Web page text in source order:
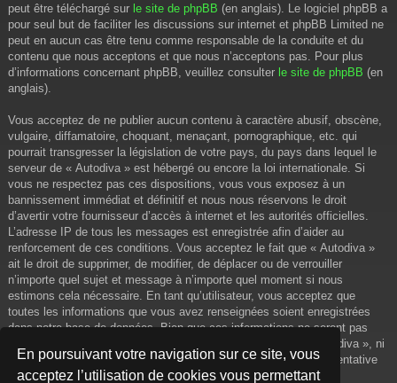
En poursuivant votre navigation sur ce site, vous
acceptez l’utilisation de cookies vous permettant
peut être téléchargé sur le site de phpBB (en anglais). Le logiciel phpBB a
pour seul but de faciliter les discussions sur internet et phpBB Limited ne
peut en aucun cas être tenu comme responsable de la conduite et du
contenu que nous acceptons et que nous n’acceptons pas. Pour plus
d’informations concernant phpBB, veuillez consulter le site de phpBB (en
anglais).
Vous acceptez de ne publier aucun contenu à caractère abusif, obscène,
vulgaire, diffamatoire, choquant, menaçant, pornographique, etc. qui
pourrait transgresser la législation de votre pays, du pays dans lequel le
serveur de « Autodiva » est hébergé ou encore la loi internationale. Si
vous ne respectez pas ces dispositions, vous vous exposez à un
bannissement immédiat et définitif et nous nous réservons le droit
d’avertir votre fournisseur d’accès à internet et les autorités officielles.
L’adresse IP de tous les messages est enregistrée afin d’aider au
renforcement de ces conditions. Vous acceptez le fait que « Autodiva »
ait le droit de supprimer, de modifier, de déplacer ou de verrouiller
n’importe quel sujet et message à n’importe quel moment si nous
estimons cela nécessaire. En tant qu’utilisateur, vous acceptez que
toutes les informations que vous avez renseignées soient enregistrées
dans notre base de données. Bien que ces informations ne seront pas
diffusées à une tierce partie sans votre consentement, ni « Autodiva », ni
phpBB, ne pourront être tenus comme responsables en cas de tentative
de piratage informatique visant à compromettre vos données.